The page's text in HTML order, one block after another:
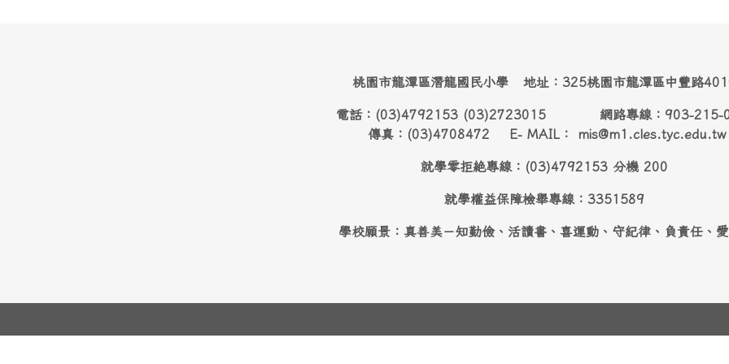
桃園市龍潭區潛龍國民小學 地址：325桃園市龍潭區中豐路
電話：(03)4792153 (03)2723015 網路專線：903-215-
傳真：(03)4708472 E- MAIL： mis@m1.cles.tyc.edu.tw
就學零拒絶專線：(03)4792153 分機 200
就學權益保障檢舉專線：3351589
學校願景：真善美－知勤儉、活讀書、喜運動、守紀律、負責任、